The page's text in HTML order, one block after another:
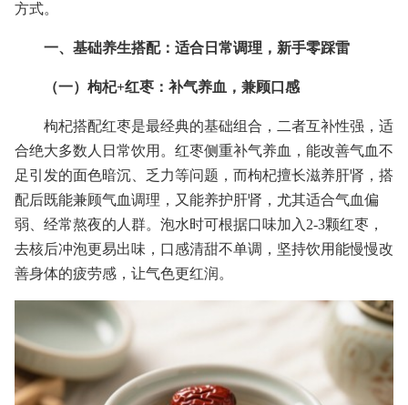
方式。
一、基础养生搭配：适合日常调理，新手零踩雷
（一）枸杞+红枣：补气养血，兼顾口感
枸杞搭配红枣是最经典的基础组合，二者互补性强，适
合绝大多数人日常饮用。红枣侧重补气养血，能改善气血不
足引发的面色暗沉、乏力等问题，而枸杞擅长滋养肝肾，搭
配后既能兼顾气血调理，又能养护肝肾，尤其适合气血偏
弱、经常熬夜的人群。泡水时可根据口味加入2-3颗红枣，
去核后冲泡更易出味，口感清甜不单调，坚持饮用能慢慢改
善身体的疲劳感，让气色更红润。